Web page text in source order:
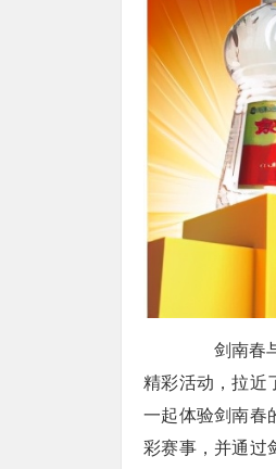
剑南春与
精彩活动，拉近
一起体验剑南春
彩赛事，并通过